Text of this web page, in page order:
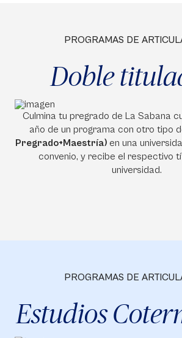
PROGRAMAS DE
Doble
Culmina tu pregrado de La Sabana
año de un programa con otro tipo
Pregrado+Maestría) en una
convenio, y recibe el respectivo
universidad.
PROGRAMAS DE
Estudios